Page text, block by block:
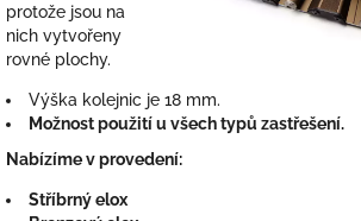
protože jsou na
nich vytvořeny
rovné plochy.
Výška kolejnic je 18 mm.
Možnost použití u všech typů zastřešení.
Nabízíme v provedení:
Stříbrný elox